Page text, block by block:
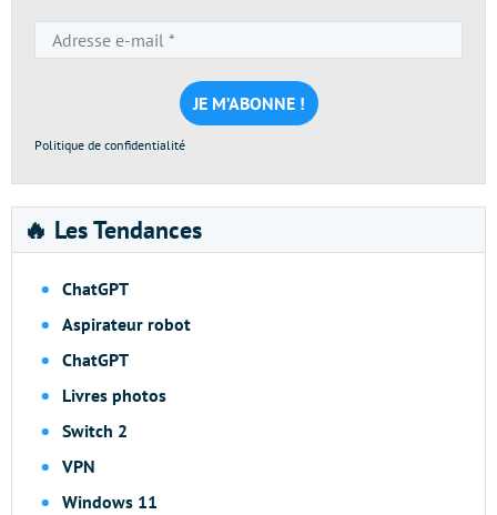
e-
mail
*
Politique de confidentialité
🔥 Les Tendances
ChatGPT
Aspirateur robot
ChatGPT
Livres photos
Switch 2
VPN
Windows 11